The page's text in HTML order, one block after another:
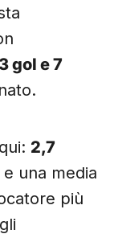
gol e 7
2,7
e una media
più